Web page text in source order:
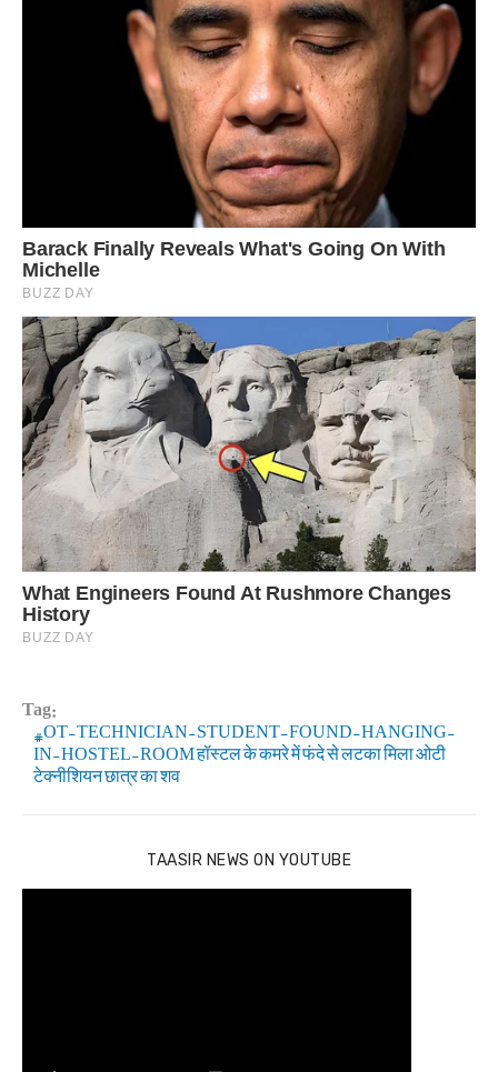
Tag:
OT-TECHNICIAN-STUDENT-FOUND-HANGING-
IN-HOSTEL-ROOM हॉस्टल के कमरे में फंदे से लटका मिला ओटी
टेक्नीशियन छात्र का शव
TAASIR NEWS ON YOUTUBE